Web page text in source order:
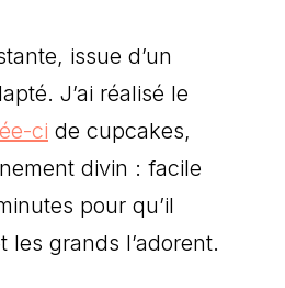
issue d’un
J’ai réalisé le
ci de cupcakes,
divin : facile
pour qu’il
grands l’adorent.